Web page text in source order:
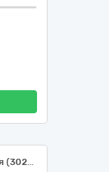
30230000-0 Комп’ютерне обладнання (30232100-5 Принтери та плотери (Багатофункціональний пристрій) 30234600-4 Флеш-пам’ять (Флеш накопичувачі, карти пам’яті, флеш пам'ять)